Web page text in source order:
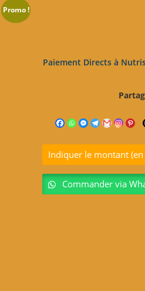
Promo !
Paiement Directs à
Indiquer le montant (en
Commander via